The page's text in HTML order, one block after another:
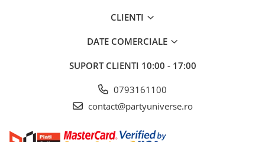
CLIENTI
DATE COMERCIALE
SUPORT CLIENTI 10:00 - 17:00
0793161100
contact@partyuniverse.ro